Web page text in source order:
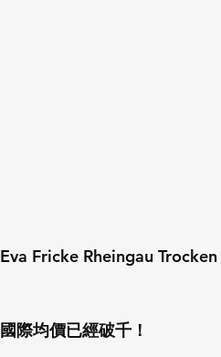
Eva Fricke Rheingau
國際均價已經破千！